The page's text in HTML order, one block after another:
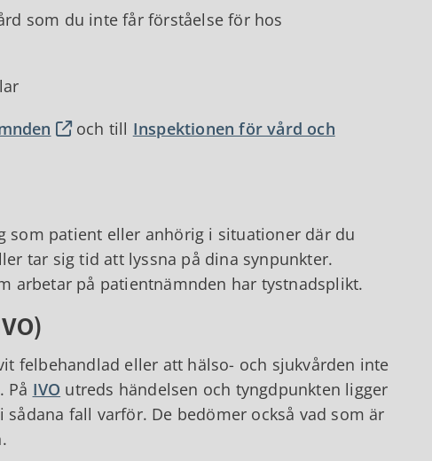
som du inte får förståelse för hos
och till Inspektionen för vård och
som patient eller anhörig i situationer där du
tar sig tid att lyssna på dina synpunkter.
arbetar på patientnämnden har tystnadsplikt.
felbehandlad eller att hälso- och sjukvården inte
På IVO utreds händelsen och tyngdpunkten ligger
fall varför. De bedömer också vad som är